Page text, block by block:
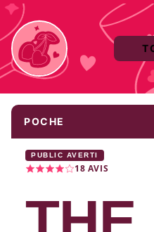
POCHE
PUBLIC AVERTI
18 AVIS